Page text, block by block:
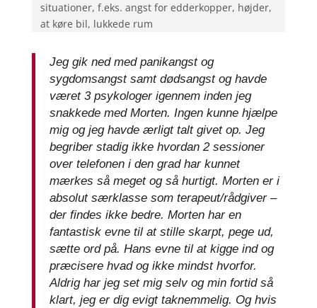
situationer, f.eks. angst for edderkopper, højder,
at køre bil, lukkede rum
Jeg gik ned med panikangst og
sygdomsangst samt dødsangst og havde
været 3 psykologer igennem inden jeg
snakkede med Morten. Ingen kunne hjælpe
mig og jeg havde ærligt talt givet op. Jeg
begriber stadig ikke hvordan 2 sessioner
over telefonen i den grad har kunnet
mærkes så meget og så hurtigt. Morten er i
absolut særklasse som terapeut/rådgiver –
der findes ikke bedre. Morten har en
fantastisk evne til at stille skarpt, pege ud,
sætte ord på. Hans evne til at kigge ind og
præcisere hvad og ikke mindst hvorfor.
Aldrig har jeg set mig selv og min fortid så
klart, jeg er dig evigt taknemmelig. Og hvis